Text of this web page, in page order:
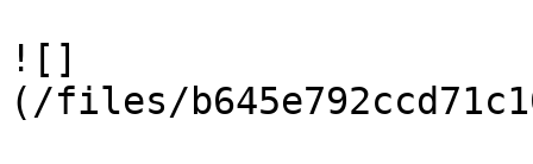
![]
(/files/